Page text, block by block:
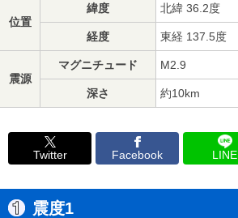
位置
緯度 北緯 36.2度
経度 東経 137.5度
震源
マグニチュード M2.9
深さ 約10km
Twitter Facebook LINE
震度1